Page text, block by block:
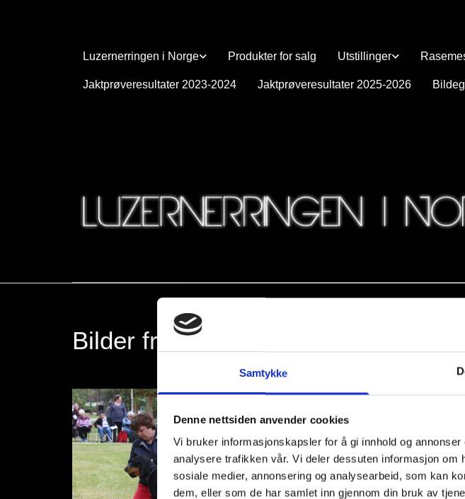
Samtykke
Denne nettsiden anvender cookies
Vi bruker informasjonskapsler for å gi innhold og
analysere trafikken vår. Vi deler dessuten informasjon
sosiale medier, annonsering og analysearbeid, som kan
dem, eller som de har samlet inn gjennom din bruk av
Luzernerringen i Norge Produkter for salg Utstillinger
Jaktprøveresultater 2023-2024 Jaktprøveresultater 2025-2026
Bilder fra samlinga 2019